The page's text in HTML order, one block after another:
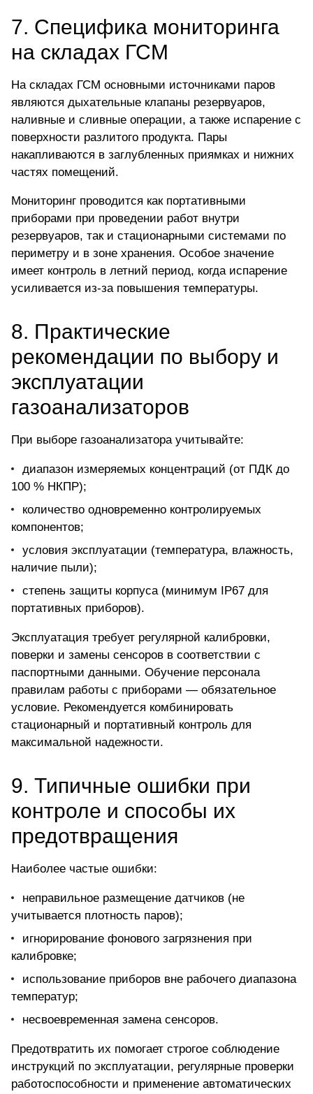
7. Специфика мониторинга
на складах ГСМ
На складах ГСМ основными источниками паров
являются дыхательные клапаны резервуаров,
наливные и сливные операции, а также испарение с
поверхности разлитого продукта. Пары
накапливаются в заглубленных приямках и нижних
частях помещений.
Мониторинг проводится как портативными
приборами при проведении работ внутри
резервуаров, так и стационарными системами по
периметру и в зоне хранения. Особое значение
имеет контроль в летний период, когда испарение
усиливается из-за повышения температуры.
8. Практические
рекомендации по выбору и
эксплуатации
газоанализаторов
При выборе газоанализатораучитывайте:
диапазон измеряемых концентраций (от ПДК до
100 % НКПР);
количество одновременно контролируемых
компонентов;
условия эксплуатации (температура, влажность,
наличие пыли);
степень защиты корпуса (минимум IP67 для
портативных приборов).
Эксплуатация требует регулярной калибровки,
поверки и замены сенсоров в соответствии с
паспортными данными. Обучение персонала
правилам работы с приборами — обязательное
условие. Рекомендуется комбинировать
стационарный и портативный контроль для
максимальной надежности.
9. Типичные ошибки при
контроле и способы их
предотвращения
Наиболее частые ошибки:
неправильное размещение датчиков (не
учитывается плотность паров);
игнорирование фонового загрязнения при
калибровке;
использование приборов вне рабочего диапазона
температур;
несвоевременная замена сенсоров.
Предотвратить их помогает строгое соблюдение
инструкций по эксплуатации, регулярные проверки
работоспособности и применение автоматических